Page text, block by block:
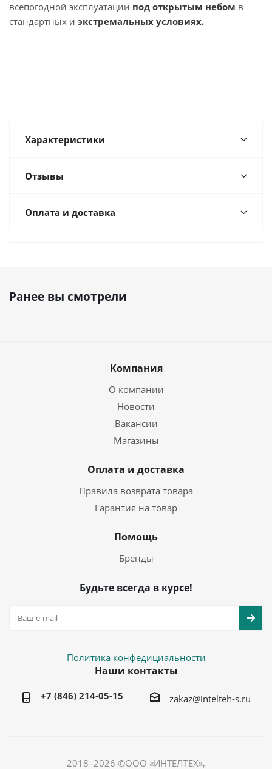
всепогодной эксплуатации под открытым небом в
стандартных и экстремальных условиях.
Характеристики
Отзывы
Оплата и доставка
Ранее вы смотрели
Компания
О компании
Новости
Вакансии
Магазины
Оплата и доставка
Правила возврата товара
Гарантия на товар
Помощь
Бренды
Будьте всегда в курсе!
Политика конфедициальности
Наши контакты
+7 (846) 214-05-15 zakaz@intelteh-s.ru
2018–2026 ©ООО «ИНТЕЛТЕХ»,